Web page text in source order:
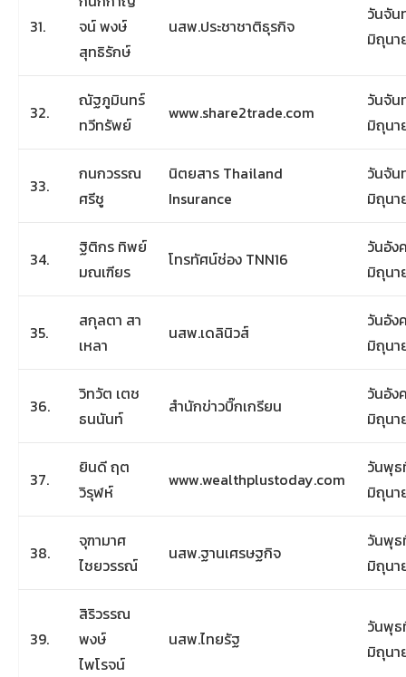
31.
จน์ พงษ์
สุทธิรักษ์
นสพ.ประชาชาติธุรกิจ
วันจัน
มิถุนา
32.
ณัฐภูมินทร์
ทวีทรัพย์
www.share2trade.com
วันจัน
มิถุนา
33.
กนกวรรณ
ศรีชู
นิตยสาร Thailand
Insurance
วันจัน
มิถุนา
34.
ฐิติกร ทิพย์
มณเฑียร
โทรทัศน์ช่อง TNN16
วันอัง
มิถุนา
35.
สกุลตา สา
เหลา
นสพ.เดลินิวส์
วันอัง
มิถุนา
36.
วิทวัต​ เตช
ธนนันท์
สำนักข่าวบิ๊กเกรียน
วันอัง
มิถุนา
37.
ยินดี ฤต
วิรุฬห์
www.wealthplustoday.com
วันพุ
มิถุนา
38.
จุฑามาศ​
ไชยวรรณ์
นสพ.ฐานเศรษฐ​กิจ
วันพุ
มิถุนา
39.
สิริวรรณ
พงษ์
ไพโรจน์
นสพ.ไทยรัฐ
วันพุ
มิถุนา